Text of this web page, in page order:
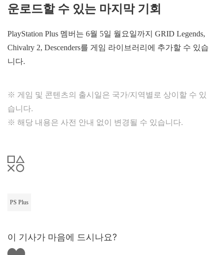
운로드할 수 있는 마지막 기회
PlayStation Plus 멤버는 6월 5일 월요일까지 GRID Legends,
Chivalry 2, Descenders를 게임 라이브러리에 추가할 수 있습
니다.
※ 게임 및 콘텐츠의 출시일은 국가/지역별로 상이할 수 있
습니다.
※ 해당 내용은 사전 안내 없이 변경될 수 있습니다.
PS Plus
이 기사가 마음에 드시나요?
좋